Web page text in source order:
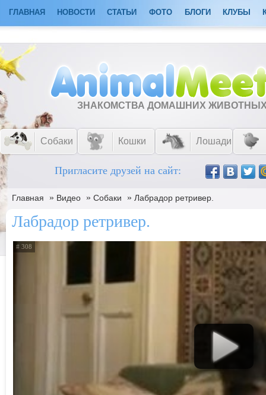
ГЛАВНАЯ НОВОСТИ СТАТЬИ ФОТО БЛОГИ КЛУБЫ
ЗНАКОМСТВА ДОМАШНИХ
Собаки Кошки Лошади
Пригласите друзей на сайт:
Главная » Видео » Собаки » Лабрадор ретривер.
Лабрадор ретривер.
# 308